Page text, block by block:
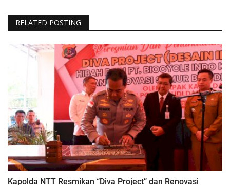
RELATED POSTING
Kapolda NTT Resmikan “Diva Project” dan Renovasi